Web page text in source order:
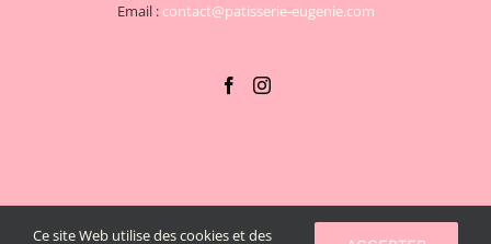
Email : contact@patisserie-eugenie.com
Copyright 2020 EUGENIE | Tous droits réservés | Conçu avec
Ce site Web utilise des cookies et des